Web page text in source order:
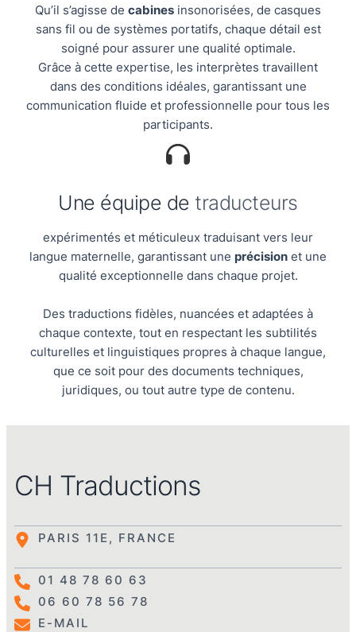
Qu’il s’agisse de cabines insonorisées, de casques
sans fil ou de systèmes portatifs, chaque détail est
soigné pour assurer une qualité optimale.
Grâce à cette expertise, les interprètes travaillent
dans des conditions idéales, garantissant une
communication fluide et professionnelle pour tous les
participants.
Une équipe de traducteurs
expérimentés et méticuleux traduisant vers leur
langue maternelle, garantissant une précision et une
qualité exceptionnelle dans chaque projet.
Des traductions fidèles, nuancées et adaptées à
chaque contexte, tout en respectant les subtilités
culturelles et linguistiques propres à chaque langue,
que ce soit pour des documents techniques,
juridiques, ou tout autre type de contenu.
CH Traductions
PARIS 11E, FRANCE
01 48 78 60 63
06 60 78 56 78
E-MAIL